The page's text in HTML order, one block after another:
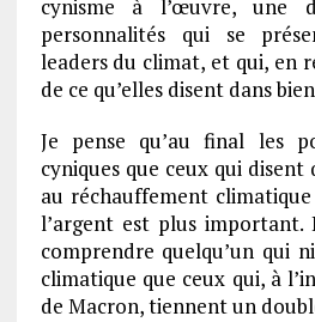
cynisme à l’œuvre, une
personnalités qui se
leaders du climat, et qui, en
de ce qu’elles disent dans
Je pense qu’au final les
cyniques que ceux qui disent
au réchauffement
l’argent est plus
comprendre quelqu’un qui
climatique que ceux qui, à
de Macron, tiennent un